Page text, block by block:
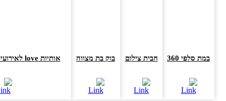
במת סלפי 360 חבית צילום בוק בת מצווה אותיות love לאירועים זוהרות באולטרא